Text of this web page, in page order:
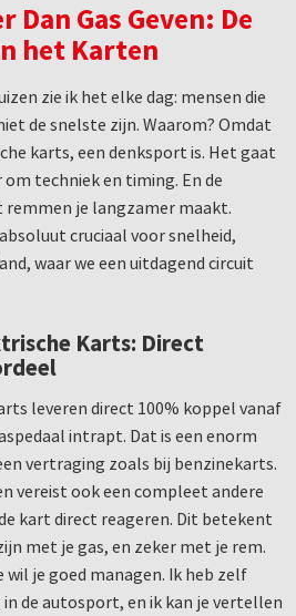
Dan Gas Geven: De
het Karten
zie ik het elke dag: mensen die
de snelste zijn. Waarom? Omdat
karts, een denksport is. Het gaat
techniek en timing. En de
je langzamer maakt.
cruciaal voor snelheid,
waar we een uitdagend circuit
Karts: Direct
leveren direct 100% koppel vanaf
intrapt. Dat is een enorm
vertraging zoals bij benzinekarts.
vereist ook een compleet andere
kart direct reageren. Dit betekent
met je gas, en zeker met je rem.
je goed managen. Ik heb zelf
in de autosport, en ik kan je vertellen